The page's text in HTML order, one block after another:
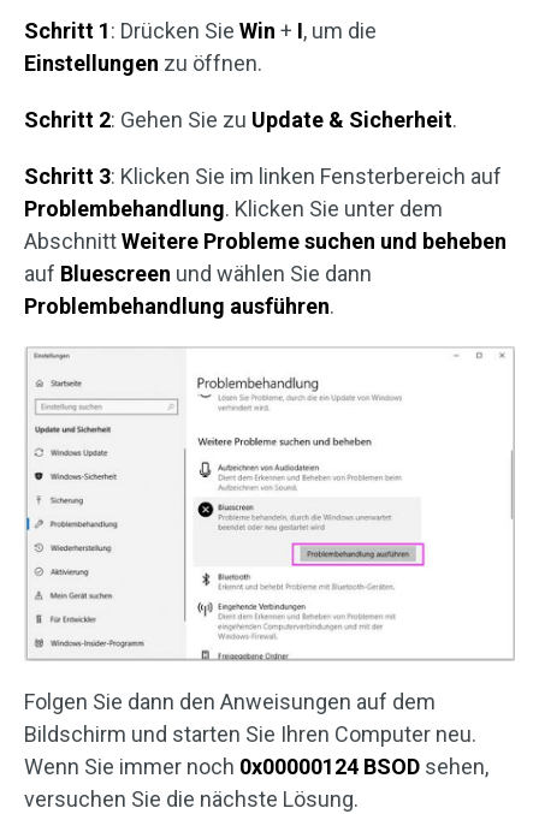
Schritt 1: Drücken Sie Win + I, um die
Einstellungen zu öffnen.
Schritt 2: Gehen Sie zu Update & Sicherheit.
Schritt 3: Klicken Sie im linken Fensterbereich auf
Problembehandlung. Klicken Sie unter dem
AbschnittWeitere Probleme suchen und beheben
auf Bluescreen und wählen Sie dann
Problembehandlung ausführen.
Folgen Sie dann den Anweisungen auf dem
Bildschirm und starten Sie Ihren Computer neu.
Wenn Sie immer noch 0x00000124 BSOD sehen,
versuchen Sie die nächste Lösung.